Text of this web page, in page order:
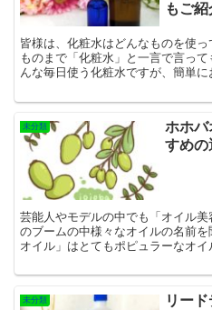
もご紹
皆様は、化粧水はどんなものを使
ものまで「化粧水」と一言で言って
んな毎日使う化粧水ですが、簡単
未分類
ホホバ
すめの
芸能人やモデルの中でも「オイル
のブームの中様々なオイルの名前
オイル」はとてもポピュラーなオイ
未分類
リー